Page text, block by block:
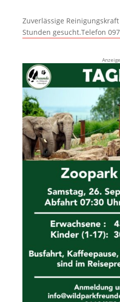
Zuverlässige
Stunden gesucht.Telefon
Anzeige